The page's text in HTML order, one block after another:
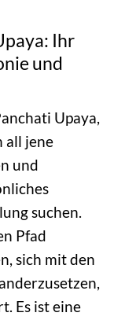
Ihr
und
Upaya,
all jene
und
suchen.
Pfad
sich mit den
Es ist eine